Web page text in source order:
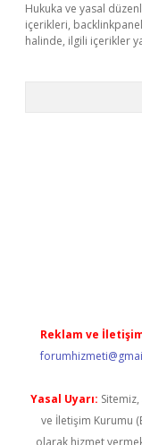
Hukuka ve yasal
içerikleri,
halinde, ilgili içerikler
Reklam ve
Yasal Uyarı:
ve İletişim Kurumu
olarak hizmet